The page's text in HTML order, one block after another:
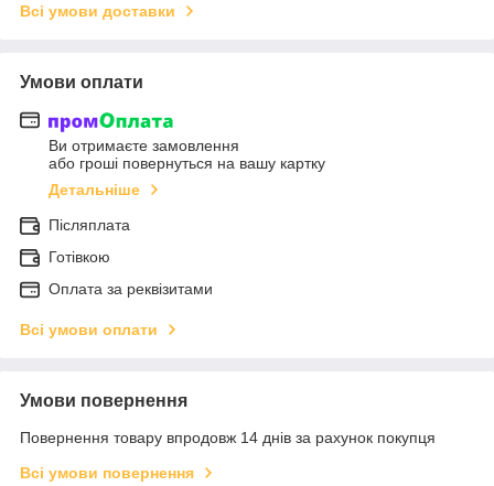
Всі умови доставки
Умови оплати
Ви отримаєте замовлення
або гроші повернуться на вашу картку
Детальніше
Післяплата
Готівкою
Оплата за реквізитами
Всі умови оплати
Умови повернення
Повернення товару впродовж 14 днів за рахунок покупця
Всі умови повернення